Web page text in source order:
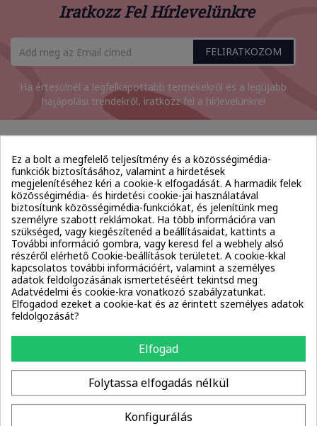
Iratkozz Fel Hírlevelünkre
FELIRATKOZOM
Ha értesülnél a legfelkapottabb termékekről és a legújabb
hajápolási trendekről, iratkozz fel a hírlevelünkre!
Instagram TikTok
Facebook Szofi’s Haircare
Ez a bolt a megfelelő teljesítmény és a közösségimédia-
funkciók biztosításához, valamint a hirdetések
megjelenítéséhez kéri a cookie-k elfogadását. A harmadik felek
közösségimédia- és hirdetési cookie-jai használatával
biztosítunk közösségimédia-funkciókat, és jelenítünk meg
személyre szabott reklámokat. Ha több információra van
szükséged, vagy kiegészítenéd a beállításaidat, kattints a
További információ gombra, vagy keresd fel a webhely alsó
részéről elérhető Cookie-beállítások területet. A cookie-kkal
kapcsolatos további információért, valamint a személyes
adatok feldolgozásának ismertetéséért tekintsd meg
Adatvédelmi és cookie-kra vonatkozó szabályzatunkat.
Elfogadod ezeket a cookie-kat és az érintett személyes adatok
feldolgozását?
Elfogad
Folytassa elfogadás nélkül
Konfigurálás